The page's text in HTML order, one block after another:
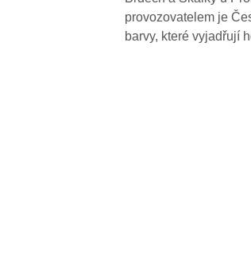
provozovatelem je
barvy, které vyjadřují